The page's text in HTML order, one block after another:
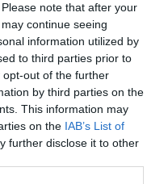
note that after your
continue seeing
information utilized by
to third parties prior to
out of the further
by third parties on the
This information may
on the IAB’s List of
further disclose it to other